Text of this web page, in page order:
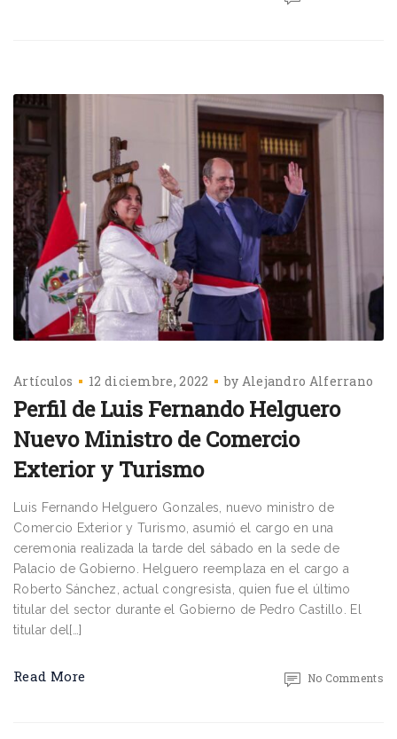
Artículos 12 diciembre, 2022 by Alejandro Alferrano
Perfil de Luis Fernando Helguero
Nuevo Ministro de Comercio
Exterior y Turismo
Luis Fernando Helguero Gonzales, nuevo ministro de
Comercio Exterior y Turismo, asumió el cargo en una
ceremonia realizada la tarde del sábado en la sede de
Palacio de Gobierno. Helguero reemplaza en el cargo a
Roberto Sánchez, actual congresista, quien fue el último
titular del sector durante el Gobierno de Pedro Castillo. El
titular del[…]
Read More No Comments